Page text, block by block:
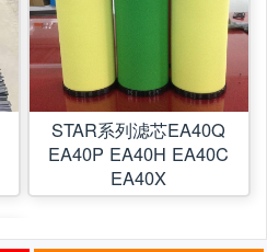
STAR系列滤芯EA40Q
EA40P EA40H EA40C
EA40X